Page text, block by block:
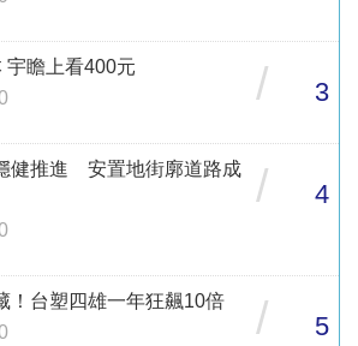
宇瞻上看400元
/ 3
健推進 安置地街廓道路成
/ 4
！台塑四雄一年狂飆10倍
/ 5